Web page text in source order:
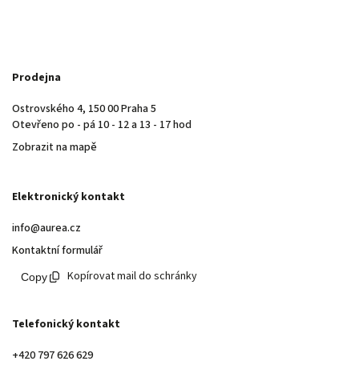
Prodejna
Ostrovského 4, 150 00 Praha 5
Otevřeno po - pá 10 - 12 a 13 - 17 hod
Zobrazit na mapě
Elektronický kontakt
info@aurea.cz
Kontaktní formulář
Kopírovat mail do schránky
Telefonický kontakt
+420 797 626 629